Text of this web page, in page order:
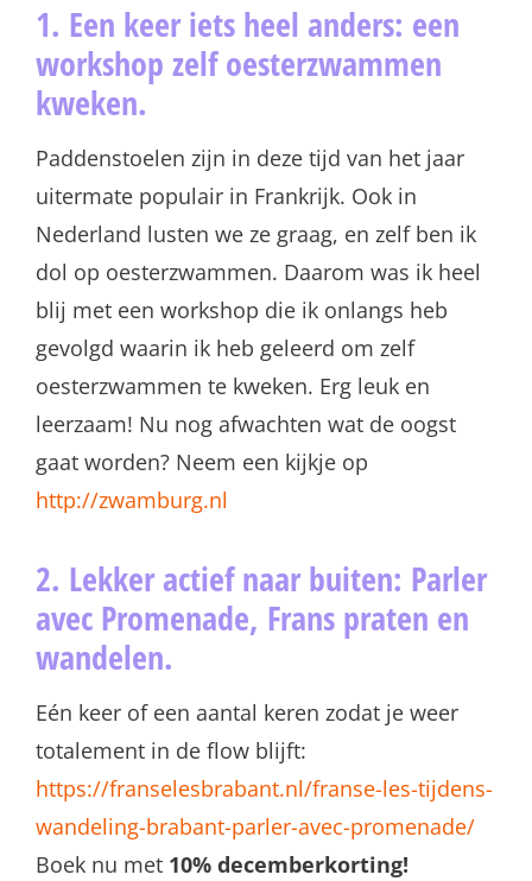
1. Een keer iets heel anders: een
workshop zelf oesterzwammen
kweken.
Paddenstoelen zijn in deze tijd van het jaar
uitermate populair in Frankrijk. Ook in
Nederland lusten we ze graag, en zelf ben ik
dol op oesterzwammen. Daarom was ik heel
blij met een workshop die ik onlangs heb
gevolgd waarin ik heb geleerd om zelf
oesterzwammen te kweken. Erg leuk en
leerzaam! Nu nog afwachten wat de oogst
gaat worden? Neem een kijkje op
http://zwamburg.nl
2. Lekker actief naar buiten: Parler
avec Promenade, Frans praten en
wandelen.
Eén keer of een aantal keren zodat je weer
totalement in de flow blijft:
https://franselesbrabant.nl/franse-les-tijdens-
wandeling-brabant-parler-avec-promenade/
Boek nu met 10% decemberkorting!